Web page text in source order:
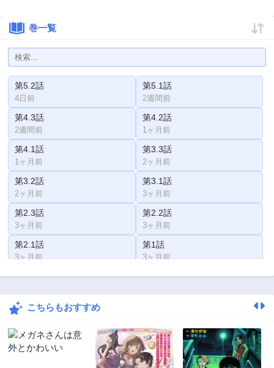
巻一覧
第5.2話
4日前
第5.1話
2週間前
第4.3話
2週間前
第4.2話
1ヶ月前
第4.1話
1ヶ月前
第3.3話
2ヶ月前
第3.2話
2ヶ月前
第3.1話
3ヶ月前
第2.3話
3ヶ月前
第2.2話
3ヶ月前
第2.1話
3ヶ月前
第1話
3ヶ月前
こちらもおすすめ